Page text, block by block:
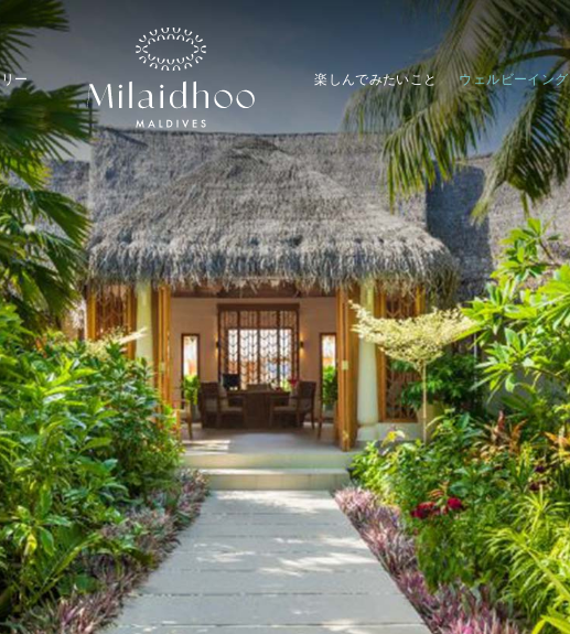
ー 楽しんでみたいこと ウェルビーイング